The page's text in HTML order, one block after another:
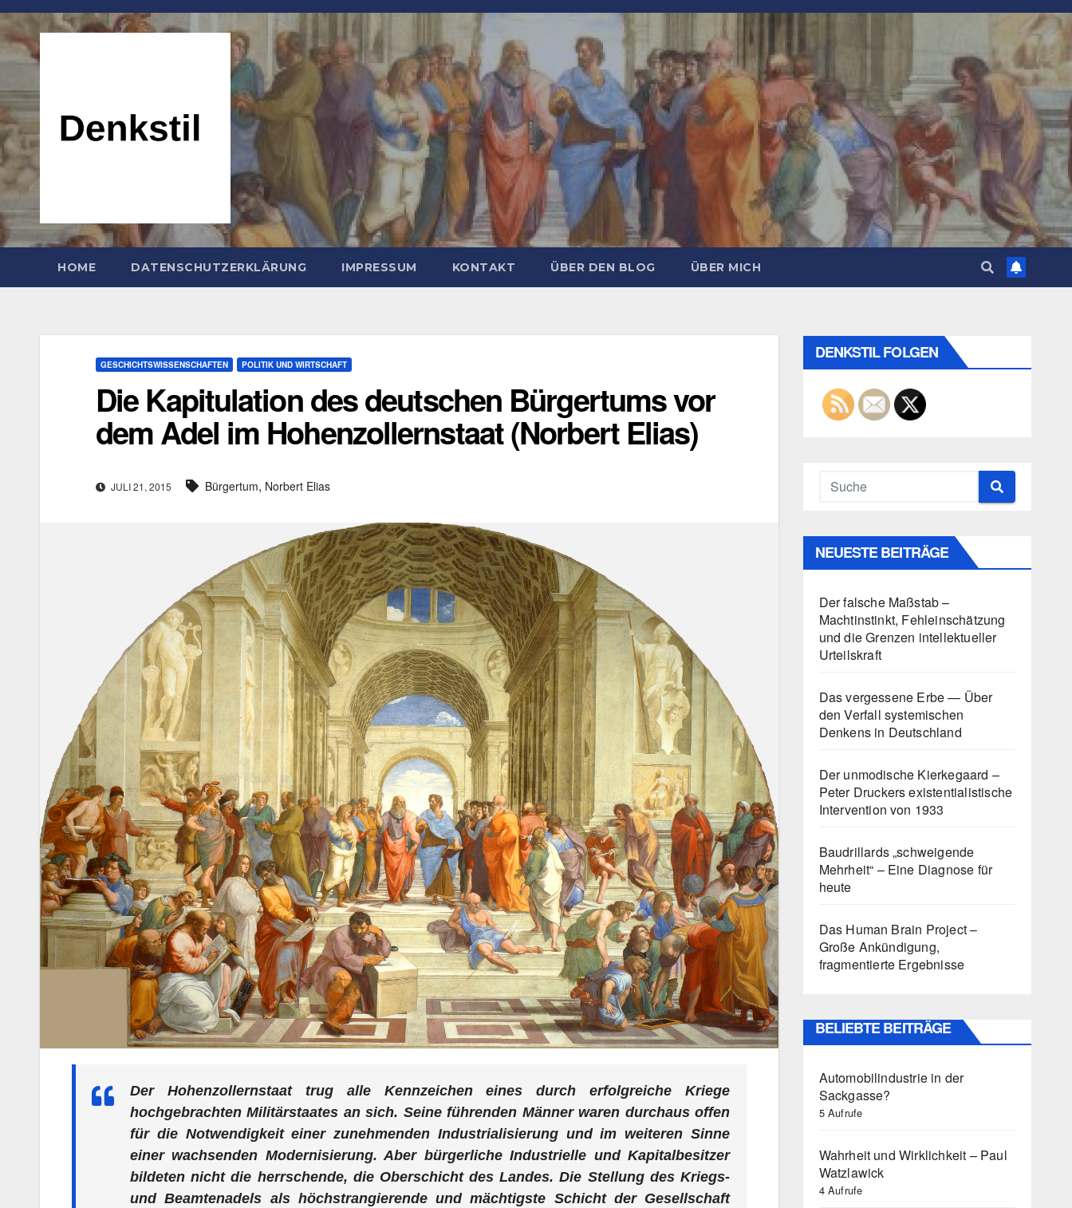
Zum
Inhalt
springen
HOME DATENSCHUTZERKLÄRUNG IMPRESSUM KONTAKT ÜBER DEN BLOG ÜBER MICH
GESCHICHTSWISSENSCHAFTEN POLITIK UND WIRTSCHAFT
Die Kapitulation des deutschen Bürgertums vor
dem Adel im Hohenzollernstaat (Norbert Elias)
JULI 21, 2015 Bürgertum, Norbert Elias
Der Hohenzollernstaat trug alle Kennzeichen eines durch erfolgreiche Kriege
hochgebrachten Militärstaates an sich. Seine führenden Männer waren durchaus offen
für die Notwendigkeit einer zunehmenden Industrialisierung und im weiteren Sinne
einer wachsenden Modernisierung. Aber bürgerliche Industrielle und Kapitalbesitzer
bildeten nicht die herrschende, die Oberschicht des Landes. Die Stellung des Kriegs-
und Beamtenadels als höchstrangierende und mächtigste Schicht der Gesellschaft
DENKSTIL FOLGEN
NEUESTE BEITRÄGE
Der falsche Maßstab –
Machtinstinkt, Fehleinschätzung
und die Grenzen intellektueller
Urteilskraft
Das vergessene Erbe — Über
den Verfall systemischen
Denkens in Deutschland
Der unmodische Kierkegaard –
Peter Druckers existentialistische
Intervention von 1933
Baudrillards „schweigende
Mehrheit“ – Eine Diagnose für
heute
Das Human Brain Project –
Große Ankündigung,
fragmentierte Ergebnisse
BELIEBTE BEITRÄGE
Automobilindustrie in der
Sackgasse?
5 Aufrufe
Wahrheit und Wirklichkeit – Paul
Watzlawick
4 Aufrufe